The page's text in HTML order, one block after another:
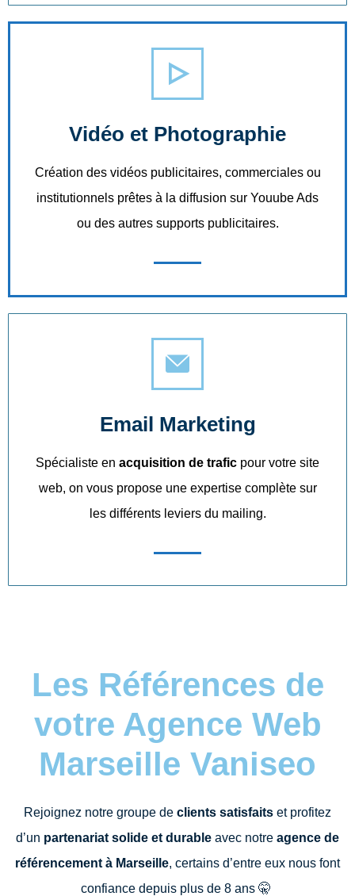
Vidéo et Photographie
Création des vidéos publicitaires, commerciales ou
institutionnels prêtes à la diffusion sur Youube Ads
ou des autres supports publicitaires.
Email Marketing
Spécialiste en acquisition de trafic pour votre site
web, on vous propose une expertise complète sur
les différents leviers du mailing.
Les Références de
votre Agence Web
Marseille Vaniseo
Rejoignez notre groupe de clients satisfaits et profitez
d’un partenariat solide et durable avec notre agence de
référencement à Marseille, certains d’entre eux nous font
confiance depuis plus de 8 ans 🤫